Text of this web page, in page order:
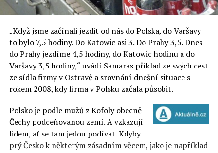
„Když jsme začínali jezdit od nás do Polska, do Varšavy
to bylo 7,5 hodiny. Do Katowic asi 3. Do Prahy 3,5. Dnes
do Prahy jezdíme 4,5 hodiny, do Katowic hodinu a do
Varšavy 3,5 hodiny,“ uvádí Samaras příklad ze svých cest
ze sídla firmy v Ostravě a srovnání dnešní situace s
rokem 2008, kdy firma v Polsku začala působit.
Polsko je podle mužů z Kofoly obecně
Čechy podceňovanou zemí. A vzkazují
lidem, ať se tam jedou podívat. Kdyby
prý Česko k některým zásadním věcem, jako je například